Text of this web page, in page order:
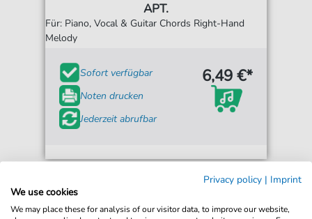
APT.
Für: Piano, Vocal & Guitar Chords Right-Hand
Melody
Sofort verfügbar
Noten drucken
Jederzeit abrufbar
6,49 €*
Privacy policy | Imprint
We use cookies
We may place these for analysis of our visitor data, to improve our website,